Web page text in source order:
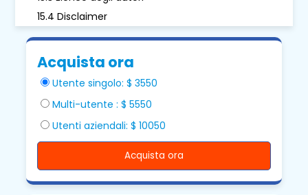
15.4 Disclaimer
Acquista ora
Utente singolo: $ 3550
Multi-utente : $ 5550
Utenti aziendali: $ 10050
Acquista ora